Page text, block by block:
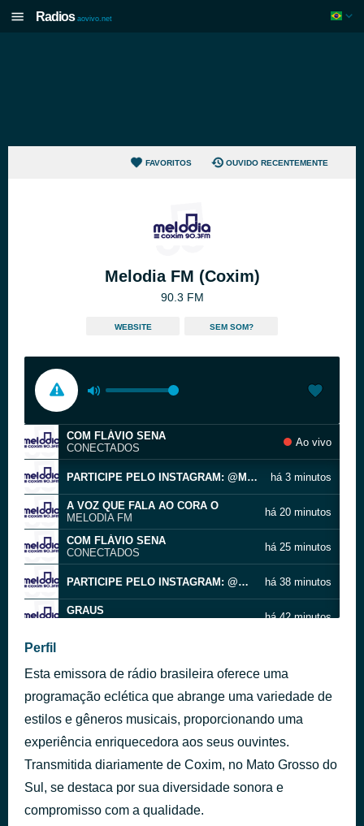
Radios aovivo.net
FAVORITOS OUVIDO RECENTEMENTE
Melodia FM (Coxim)
90.3 FM
WEBSITE SEM SOM?
COM FLÁVIO SENA
CONECTADOS
Ao vivo
PARTICIPE PELO INSTAGRAM: @MELODIAFMCOXIM há 3 minutos
A VOZ QUE FALA AO CORA O
MELODIA FM
há 20 minutos
COM FLÁVIO SENA
CONECTADOS
há 25 minutos
PARTICIPE PELO INSTAGRAM: @MELODIAFMCOXIM há 38 minutos
GRAUS
há 42 minutos
A VOZ QUE FALA AO CORA O
MELODIA FM
há 56 minutos
Perfil
Esta emissora de rádio brasileira oferece uma
programação eclética que abrange uma variedade de
estilos e gêneros musicais, proporcionando uma
experiência enriquecedora aos seus ouvintes.
Transmitida diariamente de Coxim, no Mato Grosso do
Sul, se destaca por sua diversidade sonora e
compromisso com a qualidade.